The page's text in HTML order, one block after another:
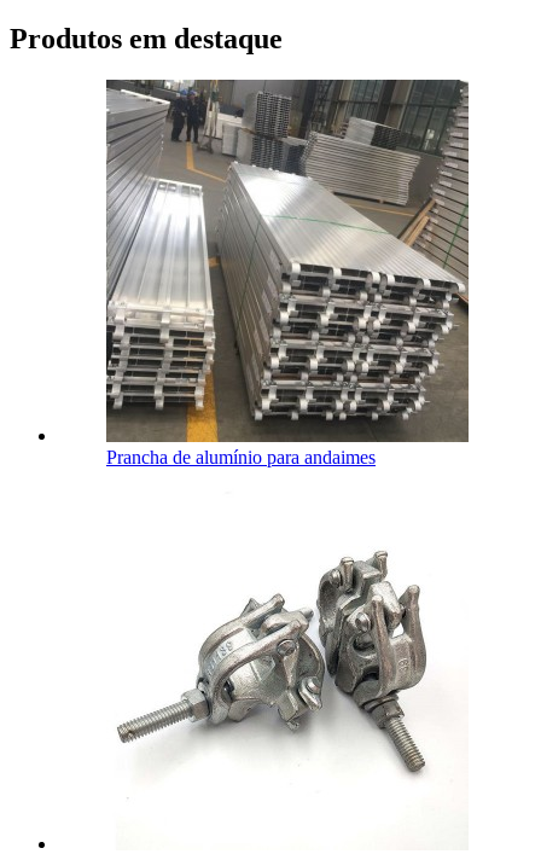
Produtos em destaque
Prancha de alumínio para andaimes